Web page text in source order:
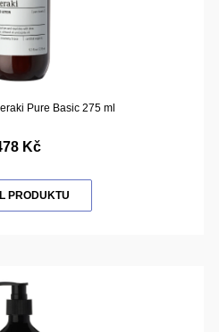
Pure Basic 275 ml
Kč
PRODUKTU